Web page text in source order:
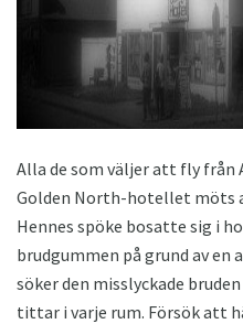
Alla de som väljer att fly från
Golden North-hotellet möts
Hennes spöke bosatte sig i
brudgummen på grund av en
söker den misslyckade
tittar i varje rum. Försök att